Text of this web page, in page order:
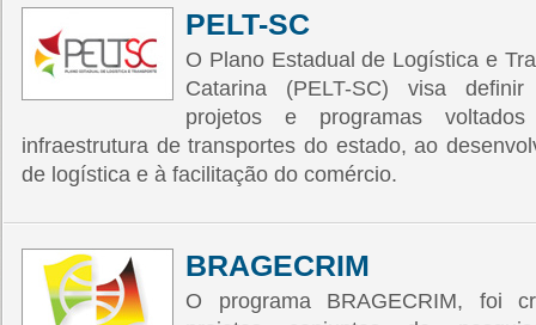
PELT-SC
O Plano Estadual de Logística e
Catarina (PELT-SC) visa
projetos e programas
infraestrutura de transportes do estado, ao
de logística e à facilitação do comércio.
BRAGECRIM
O programa BRAGECRIM, foi